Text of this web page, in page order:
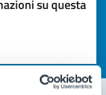
su questa
5 stelle)la chiarezza delle